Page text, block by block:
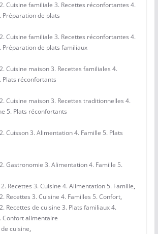
Cuisine familiale 3. Recettes réconfortantes 4.
Préparation de plats
Cuisine familiale 3. Recettes réconfortantes 4.
Préparation de plats familiaux
Cuisine maison 3. Recettes familiales 4.
Plats réconfortants
Cuisine maison 3. Recettes traditionnelles 4.
5. Plats réconfortants
Cuisson 3. Alimentation 4. Famille 5. Plats
Gastronomie 3. Alimentation 4. Famille 5.
Recettes 3. Cuisine 4. Alimentation 5. Famille,
Recettes 3. Cuisine 4. Familles 5. Confort,
Recettes de cuisine 3. Plats familiaux 4.
Confort alimentaire
cuisine,